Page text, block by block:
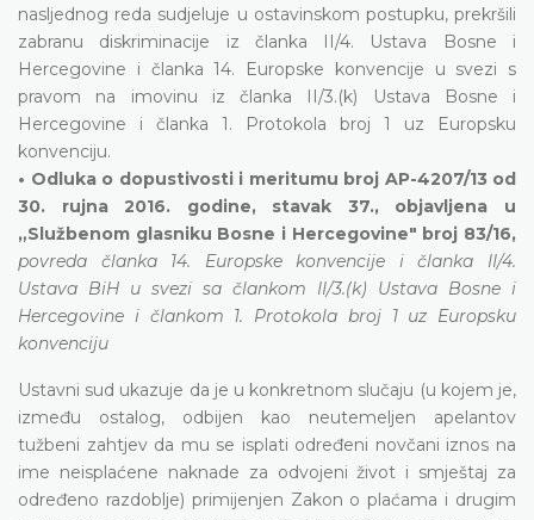
nasljednog reda sudjeluje u ostavinskom postupku, prekršili
zabranu diskriminacije iz članka II/4. Ustava Bosne i
Hercegovine i članka 14. Europske konvencije u svezi s
pravom na imovinu iz članka II/3.(k) Ustava Bosne i
Hercegovine i članka 1. Protokola broj 1 uz Europsku
konvenciju.
• Odluka o dopustivosti i meritumu broj AP-4207/13 od
30. rujna 2016. godine, stavak 37., objavljena u
„Službenom glasniku Bosne i Hercegovine" broj 83/16,
povreda članka 14. Europske konvencije i članka II/4.
Ustava BiH u svezi sa člankom II/3.(k) Ustava Bosne i
Hercegovine i člankom 1. Protokola broj 1 uz Europsku
konvenciju
Ustavni sud ukazuje da je u konkretnom slučaju (u kojem je,
između ostalog, odbijen kao neutemeljen apelantov
tužbeni zahtjev da mu se isplati određeni novčani iznos na
ime neisplaćene naknade za odvojeni život i smještaj za
određeno razdoblje) primijenjen Zakon o plaćama i drugim